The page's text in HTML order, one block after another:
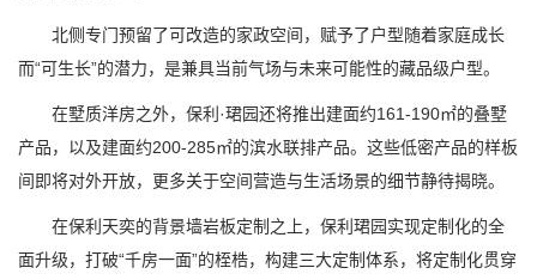
北侧专门预留了可改造的家政空间，赋予了户型随着家庭成长
而“可生长”的潜力，是兼具当前气场与未来可能性的藏品级户型。
在墅质洋房之外，保利·珺园还将推出建面约161-190㎡的叠墅
产品，以及建面约200-285㎡的滨水联排产品。这些低密产品的样板
间即将对外开放，更多关于空间营造与生活场景的细节静待揭晓。
在保利天奕的背景墙岩板定制之上，保利珺园实现定制化的全
面升级，打破“千房一面”的桎梏，构建三大定制体系，将定制化贯穿